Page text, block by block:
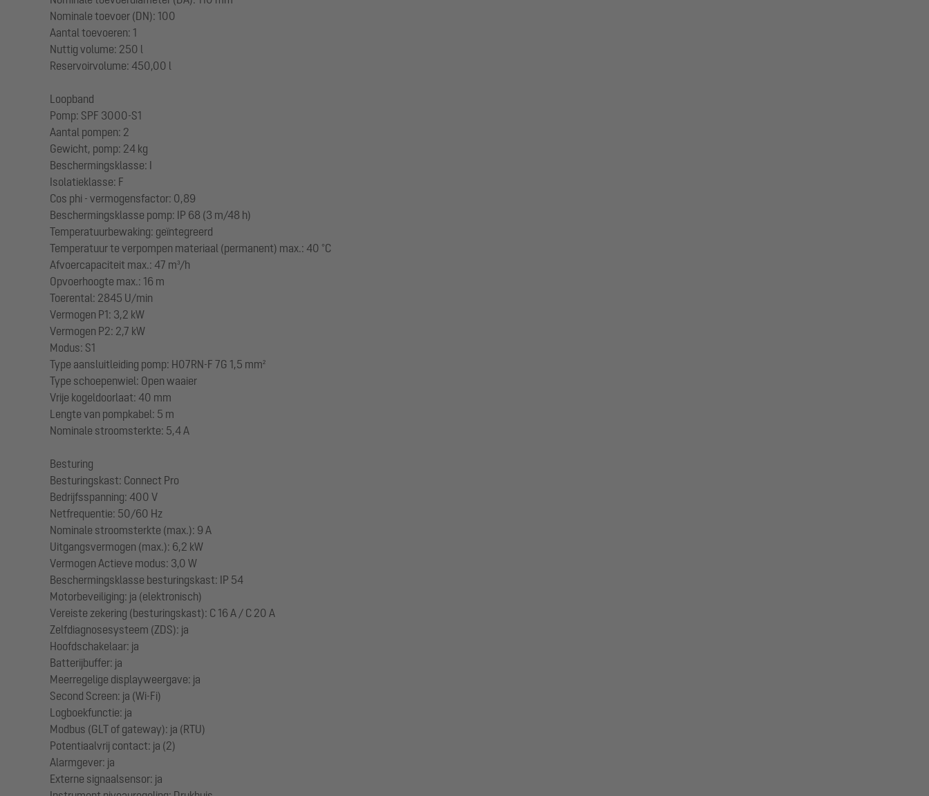
Nominale toevoer (DN): 100
Aantal toevoeren: 1
Nuttig volume: 250 l
Reservoirvolume: 450,00 l
Loopband
Pomp: SPF 3000-S1
Aantal pompen: 2
Gewicht, pomp: 24 kg
Beschermingsklasse: I
Isolatieklasse: F
Cos phi - vermogensfactor: 0,89
Beschermingsklasse pomp: IP 68 (3 m/48 h)
Temperatuurbewaking: geïntegreerd
Temperatuur te verpompen materiaal (permanent) max.: 40 °C
Afvoercapaciteit max.: 47 m³/h
Opvoerhoogte max.: 16 m
Toerental: 2845 U/min
Vermogen P1: 3,2 kW
Vermogen P2: 2,7 kW
Modus: S1
Type aansluitleiding pomp: H07RN-F 7G 1,5 mm²
Type schoepenwiel: Open waaier
Vrije kogeldoorlaat: 40 mm
Lengte van pompkabel: 5 m
Nominale stroomsterkte: 5,4 A
Besturing
Besturingskast: Connect Pro
Bedrijfsspanning: 400 V
Netfrequentie: 50/60 Hz
Nominale stroomsterkte (max.): 9 A
Uitgangsvermogen (max.): 6,2 kW
Vermogen Actieve modus: 3,0 W
Beschermingsklasse besturingskast: IP 54
Motorbeveiliging: ja (elektronisch)
Vereiste zekering (besturingskast): C 16 A / C 20 A
Zelfdiagnosesysteem (ZDS): ja
Hoofdschakelaar: ja
Batterijbuffer: ja
Meerregelige displayweergave: ja
Second Screen: ja (Wi-Fi)
Logboekfunctie: ja
Modbus (GLT of gateway): ja (RTU)
Potentiaalvrij contact: ja (2)
Alarmgever: ja
Externe signaalsensor: ja